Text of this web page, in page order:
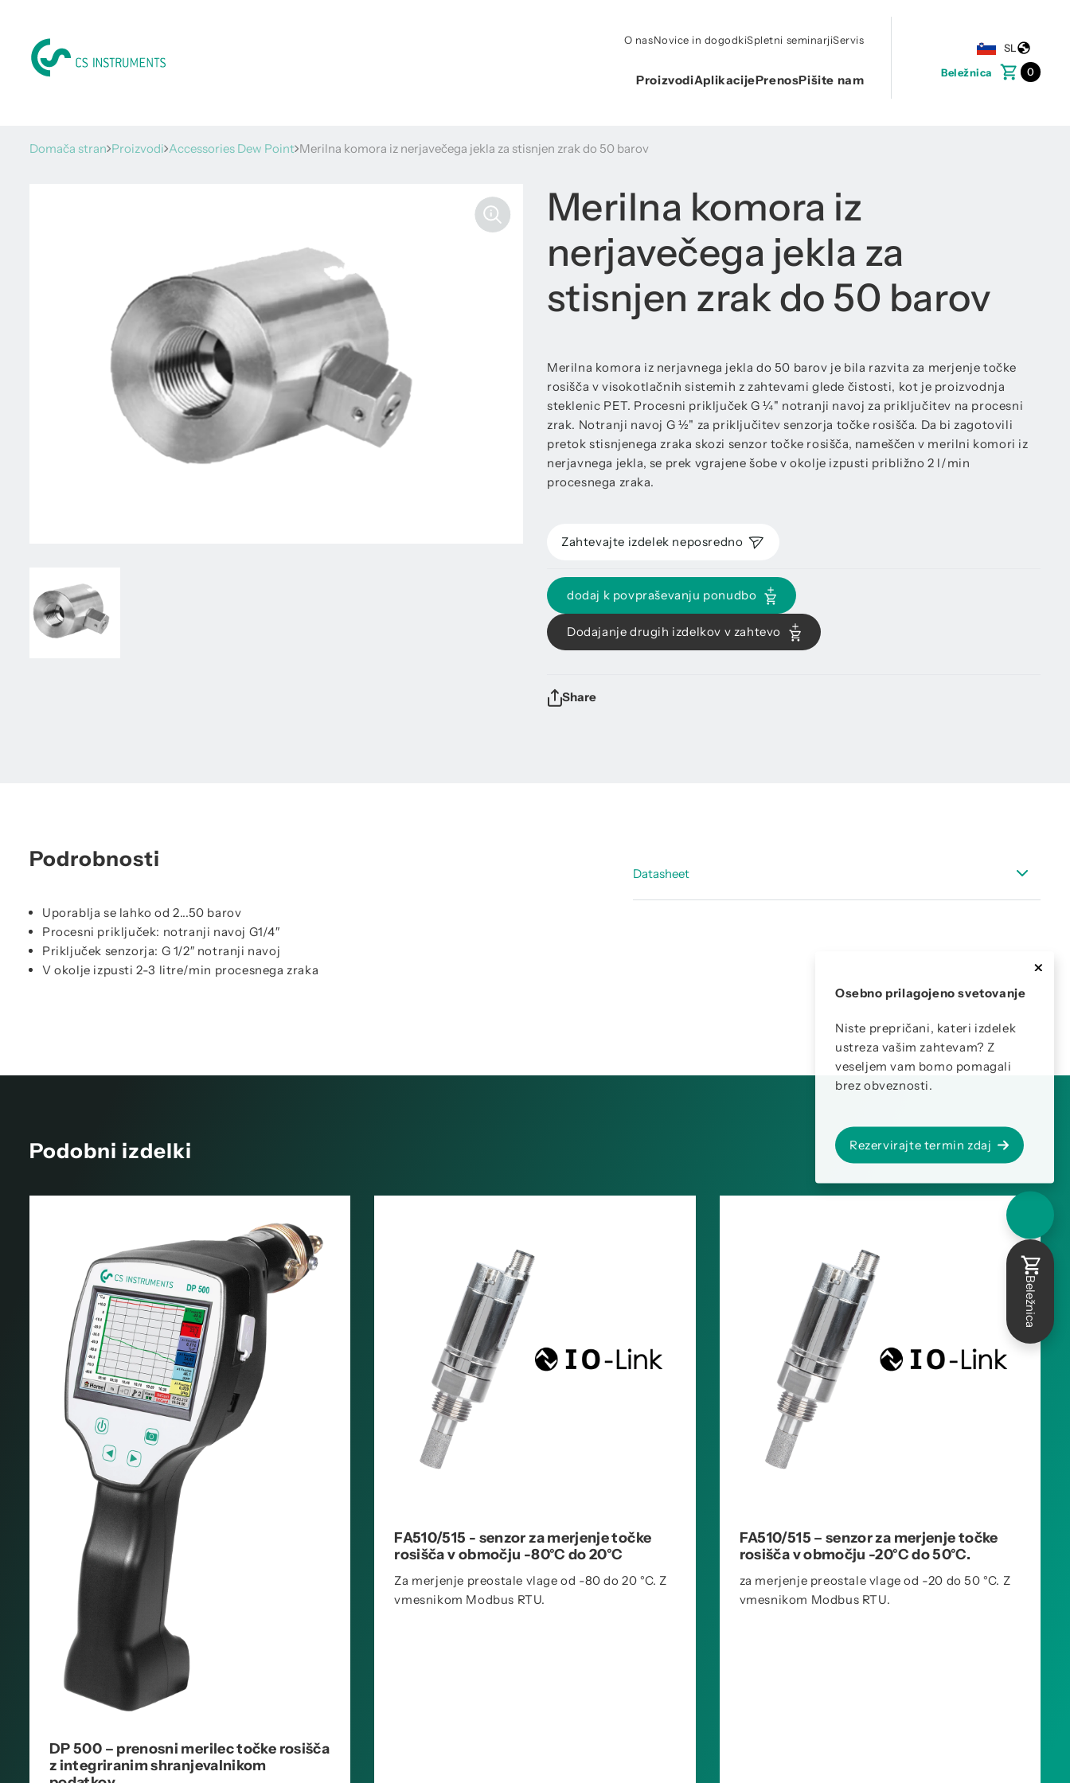
SL
Beležnica
0
O nasNovice in dogodkiSpletni seminarjiServis
ProizvodiAplikacijePrenosPišite nam
Domača stran Proizvodi Accessories Dew Point Merilna komora iz nerjavečega jekla za stisnjen zrak do 50 barov
Merilna komora iz
nerjavečega jekla za
stisnjen zrak do 50 barov
Merilna komora iz nerjavnega jekla do 50 barov je bila razvita za merjenje točke
rosišča v visokotlačnih sistemih z zahtevami glede čistosti, kot je proizvodnja
steklenic PET. Procesni priključek G ¼" notranji navoj za priključitev na procesni
zrak. Notranji navoj G ½" za priključitev senzorja točke rosišča. Da bi zagotovili
pretok stisnjenega zraka skozi senzor točke rosišča, nameščen v merilni komori iz
nerjavnega jekla, se prek vgrajene šobe v okolje izpusti približno 2 l/min
procesnega zraka.
Zahtevajte izdelek neposredno
dodaj k povpraševanju ponudbo
Dodajanje drugih izdelkov v zahtevo
Share
Podrobnosti
Uporablja se lahko od 2...50 barov
Procesni priključek: notranji navoj G1/4″
Priključek senzorja: G 1/2″ notranji navoj
V okolje izpusti 2-3 litre/min procesnega zraka
Datasheet
Podobni izdelki
DP 500 – prenosni merilec točke rosišča
z integriranim shranjevalnikom
FA510/515 - senzor za merjenje točke
rosišča v območju -80°C do 20°C
Za merjenje preostale vlage od -80 do 20 °C. Z
vmesnikom Modbus RTU.
FA510/515 – senzor za merjenje točke
rosišča v območju -20°C do 50°C.
za merjenje preostale vlage od -20 do 50 °C. Z
vmesnikom Modbus RTU.
Osebno prilagojeno svetovanje
Niste prepričani, kateri izdelek
ustreza vašim zahtevam? Z
veseljem vam bomo pomagali
brez obveznosti.
Rezervirajte termin zdaj
Beležnica